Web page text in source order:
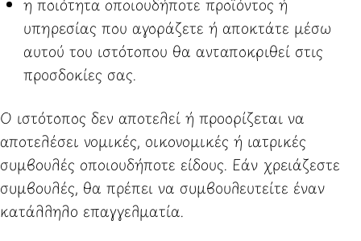
υπηρεσίας που αγοράζετε ή αποκτάτε μέσω
αυτού του ιστότοπου θα ανταποκριθεί στις
προσδοκίες σας.
Ο ιστότοπος δεν αποτελεί ή προορίζεται να
αποτελέσει νομικές, οικονομικές ή ιατρικές
συμβουλές οποιουδήποτε είδους. Εάν χρειάζεστε
συμβουλές, θα πρέπει να συμβουλευτείτε έναν
κατάλληλο επαγγελματία.